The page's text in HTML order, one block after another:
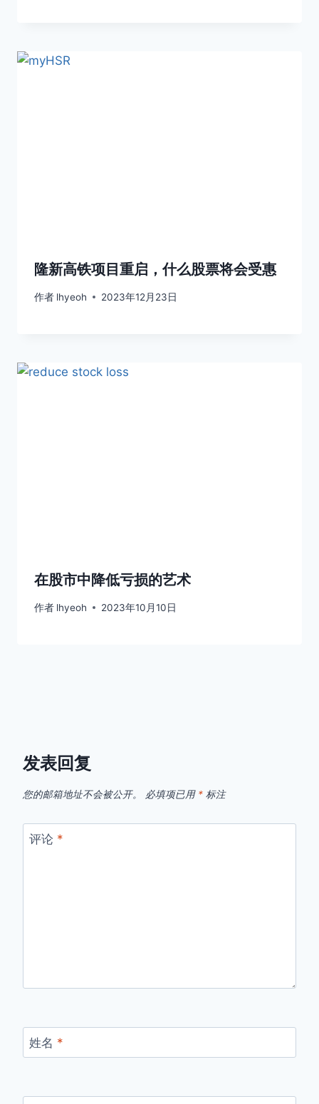
隆新高铁项目重启，什么股票将会受惠
作者 lhyeoh 2023年12月23日
在股市中降低亏损的艺术
作者 lhyeoh 2023年10月10日
发表回复
您的邮箱地址不会被公开。 必填项已用 * 标注
评论 *
姓名 *